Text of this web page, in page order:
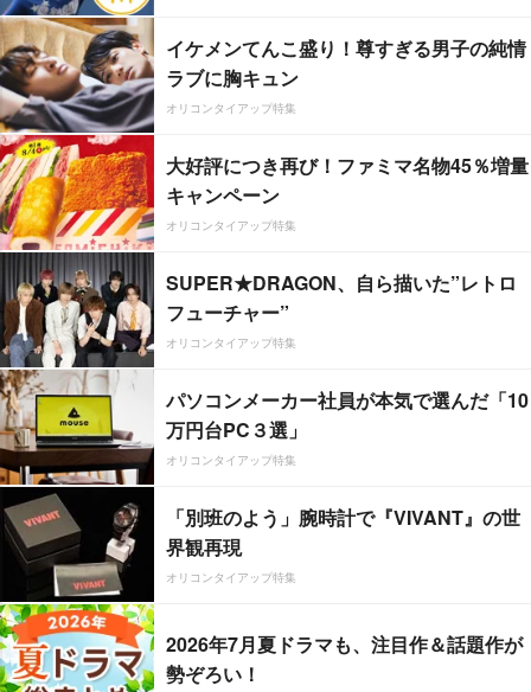
イケメンてんこ盛り！尊すぎる男子の純情
ラブに胸キュン
オリコンタイアップ特集
大好評につき再び！ファミマ名物45％増量
キャンペーン
オリコンタイアップ特集
SUPER★DRAGON、自ら描いた”レトロ
フューチャー”
オリコンタイアップ特集
パソコンメーカー社員が本気で選んだ「10
万円台PC３選」
オリコンタイアップ特集
「別班のよう」腕時計で『VIVANT』の世
界観再現
オリコンタイアップ特集
2026年7月夏ドラマも、注目作＆話題作が
勢ぞろい！